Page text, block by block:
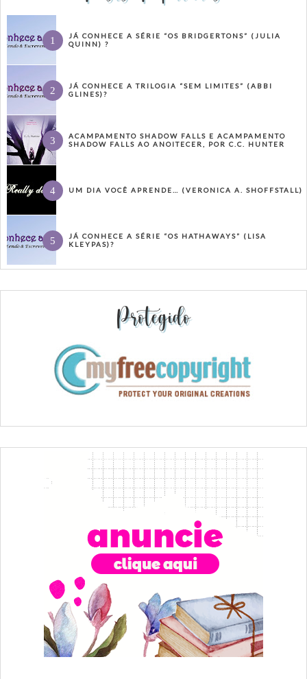
JÁ CONHECE A SÉRIE “OS BRIDGERTONS” (JULIA
QUINN) ?
JÁ CONHECE A TRILOGIA “SEM LIMITES” (ABBI
GLINES)?
ACAMPAMENTO SHADOW FALLS E ACAMPAMENTO
SHADOW FALLS AO ANOITECER, POR C.C. HUNTER
UM DIA VOCÊ APRENDE… (VERONICA A. SHOFFSTALL)
JÁ CONHECE A SÉRIE “OS HATHAWAYS” (LISA
KLEYPAS)?
Protegido